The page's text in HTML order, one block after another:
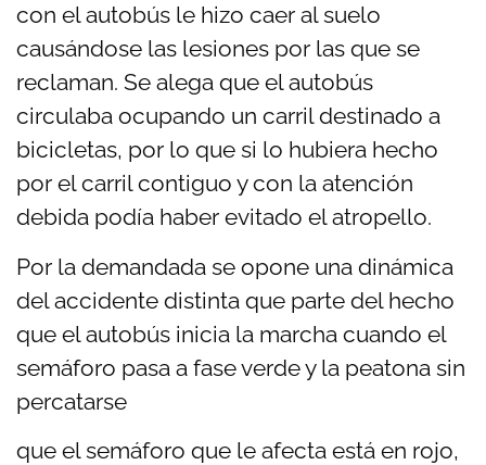
con el autobús le hizo caer al suelo
causándose las lesiones por las que se
reclaman. Se alega que el autobús
circulaba ocupando un carril destinado a
bicicletas, por lo que si lo hubiera hecho
por el carril contiguo y con la atención
debida podía haber evitado el atropello.
Por la demandada se opone una dinámica
del accidente distinta que parte del hecho
que el autobús inicia la marcha cuando el
semáforo pasa a fase verde y la peatona sin
percatarse
que el semáforo que le afecta está en rojo,